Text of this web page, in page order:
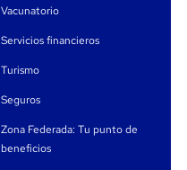
Vacunatorio
Servicios financieros
Turismo
Seguros
Zona Federada: Tu punto de
beneficios